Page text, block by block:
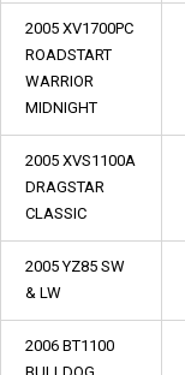
2005 XV1700PC
ROADSTART
WARRIOR
MIDNIGHT
2005 XVS1100A
DRAGSTAR
CLASSIC
2005 YZ85 SW
& LW
2006 BT1100